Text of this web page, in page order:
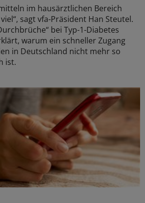
im hausärztlichen Bereich
sagt vfa-Präsident Han Steutel.
bei Typ-1-Diabetes
warum ein schneller Zugang
in Deutschland nicht mehr so
ist.